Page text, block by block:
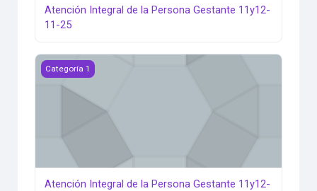
Atención Integral de la Persona Gestante 11y12-
11-25
Atención Integral de la Persona Gestante 11y12-11-25
Categoría 1
Atención Integral de la Persona Gestante 11y12-